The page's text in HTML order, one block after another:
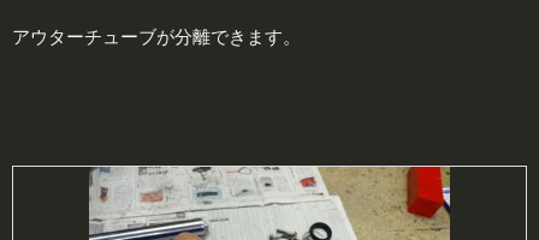
アウターチューブが分離できます。